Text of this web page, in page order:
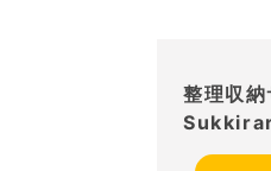
整理収納